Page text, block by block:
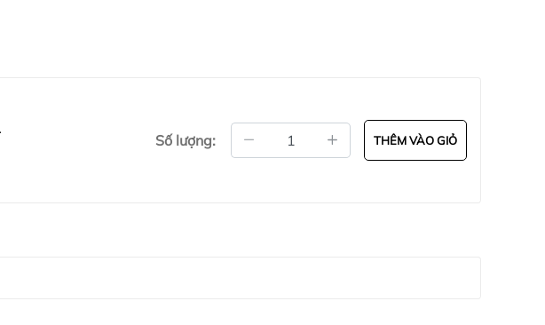
bởi Playwell, không qua trung gian, đảm bảo chất lượng cao với giá thành hợp
Số lượng: THÊM VÀO GIỎ